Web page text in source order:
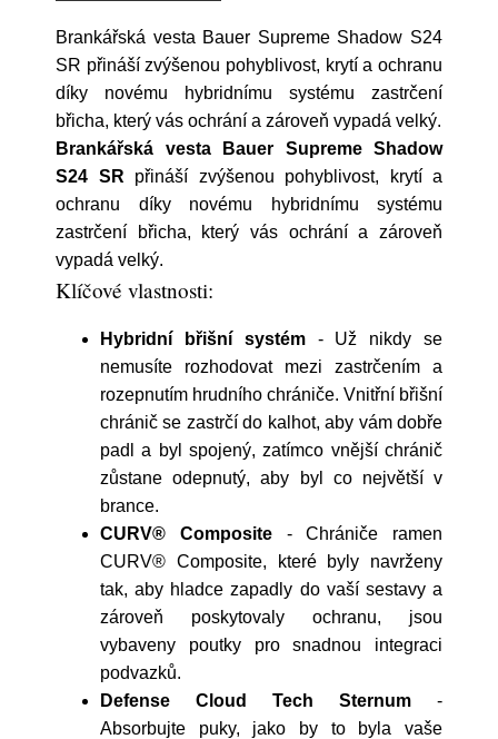
Brankářská vesta Bauer Supreme Shadow S24
SR přináší zvýšenou pohyblivost, krytí a ochranu
díky novému hybridnímu systému zastrčení
břicha, který vás ochrání a zároveň vypadá velký.
Brankářská vesta Bauer Supreme Shadow
S24 SR přináší zvýšenou pohyblivost, krytí a
ochranu díky novému hybridnímu systému
zastrčení břicha, který vás ochrání a zároveň
vypadá velký.
Klíčové vlastnosti:
Hybridní břišní systém- Už nikdy se
nemusíte rozhodovat mezi zastrčením a
rozepnutím hrudního chrániče. Vnitřní břišní
chránič se zastrčí do kalhot, aby vám dobře
padl a byl spojený, zatímco vnější chránič
zůstane odepnutý, aby byl co největší v
brance.
CURV® Composite- Chrániče ramen
CURV® Composite, které byly navrženy
tak, aby hladce zapadly do vaší sestavy a
zároveň poskytovaly ochranu, jsou
vybaveny poutky pro snadnou integraci
podvazků.
Defense Cloud Tech Sternum -
Absorbujte puky, jako by to byla vaše